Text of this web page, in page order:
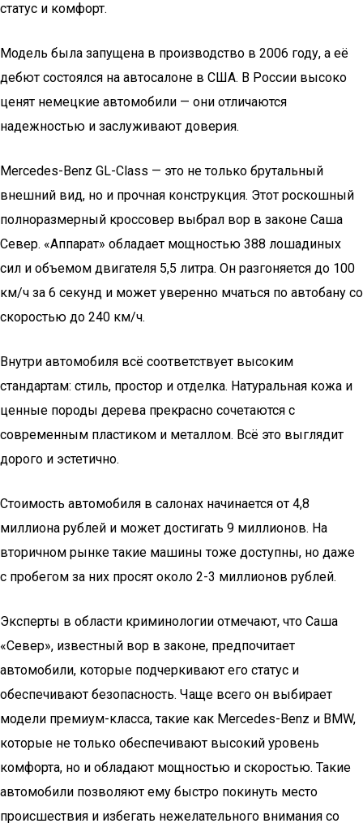
статус и комфорт.
Модель была запущена в производство в 2006 году, а её
дебют состоялся на автосалоне в США. В России высоко
ценят немецкие автомобили — они отличаются
надежностью и заслуживают доверия.
Mercedes-Benz GL-Class — это не только брутальный
внешний вид, но и прочная конструкция. Этот роскошный
полноразмерный кроссовер выбрал вор в законе Саша
Север. «Аппарат» обладает мощностью 388 лошадиных
сил и объемом двигателя 5,5 литра. Он разгоняется до 100
км/ч за 6 секунд и может уверенно мчаться по автобану со
скоростью до 240 км/ч.
Внутри автомобиля всё соответствует высоким
стандартам: стиль, простор и отделка. Натуральная кожа и
ценные породы дерева прекрасно сочетаются с
современным пластиком и металлом. Всё это выглядит
дорого и эстетично.
Стоимость автомобиля в салонах начинается от 4,8
миллиона рублей и может достигать 9 миллионов. На
вторичном рынке такие машины тоже доступны, но даже
с пробегом за них просят около 2-3 миллионов рублей.
Эксперты в области криминологии отмечают, что Саша
«Север», известный вор в законе, предпочитает
автомобили, которые подчеркивают его статус и
обеспечивают безопасность. Чаще всего он выбирает
модели премиум-класса, такие как Mercedes-Benz и BMW,
которые не только обеспечивают высокий уровень
комфорта, но и обладают мощностью и скоростью. Такие
автомобили позволяют ему быстро покинуть место
происшествия и избегать нежелательного внимания со